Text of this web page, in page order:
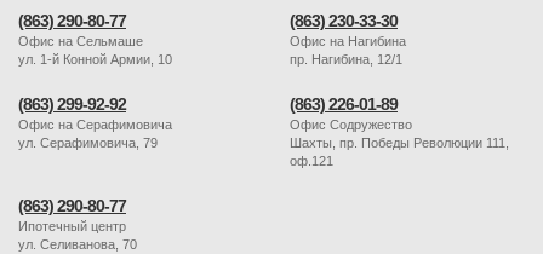
(863) 290-80-77
Офис на Сельмаше
ул. 1-й Конной Армии, 10
(863) 230-33-30
Офис на Нагибина
пр. Нагибина, 12/1
(863) 299-92-92
Офис на Серафимовича
ул. Серафимовича, 79
(863) 226-01-89
Офис Содружество
Шахты, пр. Победы Революции 111,
оф.121
(863) 290-80-77
Ипотечный центр
ул. Селиванова, 70